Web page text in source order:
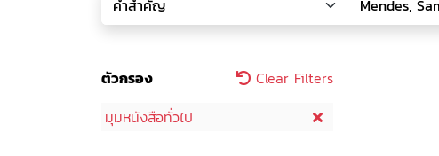
ตัวกรอง
Clear Filters
มุมหนังสือทั่วไป